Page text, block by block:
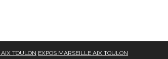
TOULON EXPOS MARSEILLE AIX TOULON